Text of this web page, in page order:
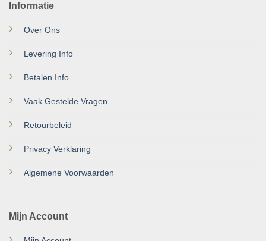
Informatie
Over Ons
Levering Info
Betalen Info
Vaak Gestelde Vragen
Retourbeleid
Privacy Verklaring
Algemene Voorwaarden
Mijn Account